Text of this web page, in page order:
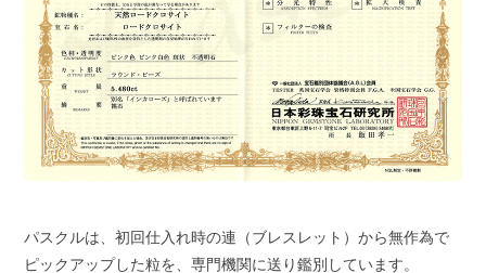
パスクルは、初回仕入れ時の連（ブレスレット）から無作為で
ピックアップした粒を、専門機関に送り鑑別しています。